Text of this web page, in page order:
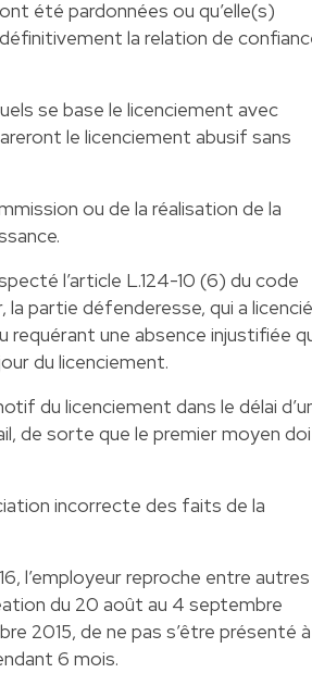
été pardonnées ou qu’elle(s)
la relation de
se base le licenciement avec
le licenciement abusif sans
ou de la réalisation de la
l’article L.124-10 (6) du code
la partie défenderesse, qui a licencié
requérant une absence injustifiée
du licenciement.
du licenciement dans le délai
de sorte que le premier moyen
incorrecte des faits de la
l’employeur reproche entre autres
du 20 août au 4 septembre
2015, de ne pas s’être présenté à
6 mois.